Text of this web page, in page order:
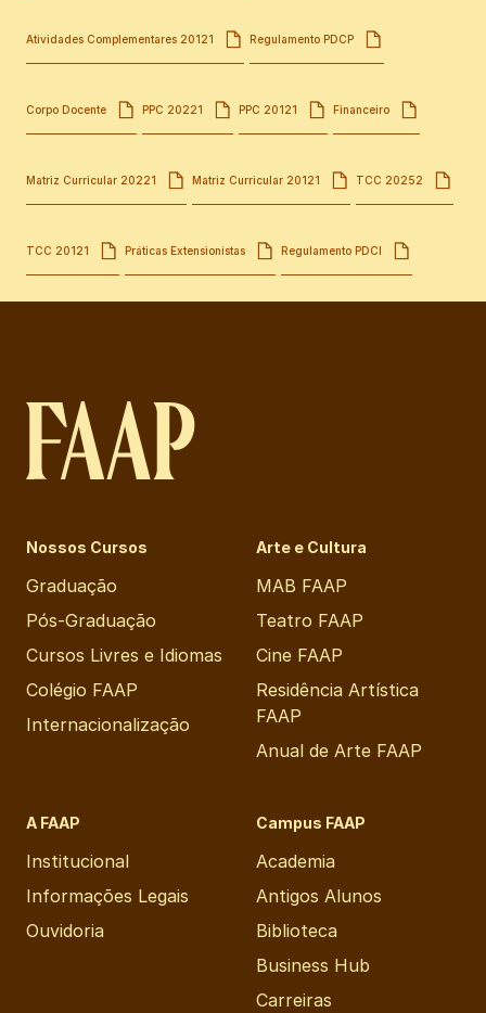
Atividades Complementares 20121 Regulamento PDCP
Corpo Docente PPC 20221 PPC 20121 Financeiro
Matriz Curricular 20221 Matriz Curricular 20121 TCC 20252
TCC 20121 Práticas Extensionistas Regulamento PDCI
Nossos Cursos
Graduação
Pós-Graduação
Cursos Livres e Idiomas
Colégio FAAP
Internacionalização
Arte e Cultura
MAB FAAP
Teatro FAAP
Cine FAAP
Residência Artística
FAAP
Anual de Arte FAAP
A FAAP
Institucional
Informações Legais
Ouvidoria
Campus FAAP
Academia
Antigos Alunos
Biblioteca
Business Hub
Carreiras